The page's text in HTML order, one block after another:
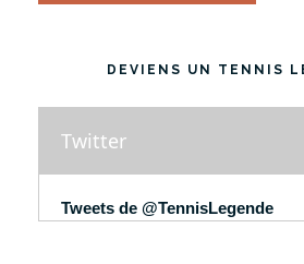
DEVIENS UN TENNIS
Twitter
Tweets de @TennisLegende